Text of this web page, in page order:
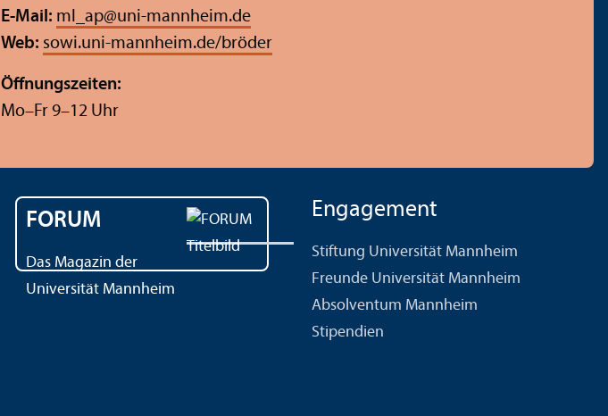
E-Mail: ml_ap@uni-mannheim.de
Web: sowi.uni-mannheim.de/bröder
Öffnungs­zeiten:
Mo–Fr 9–12 Uhr
FORUM
Das Magazin der
Universität Mannheim
Engagement
Stiftung Universität Mannheim
Freunde Universität Mannheim
Absolventum Mannheim
Stipendien